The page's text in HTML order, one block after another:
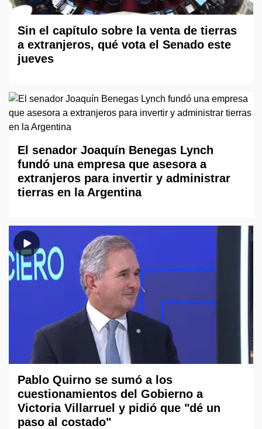
Sin el capítulo sobre la venta de tierras
a extranjeros, qué vota el Senado este
jueves
El senador Joaquín Benegas Lynch
fundó una empresa que asesora a
extranjeros para invertir y administrar
tierras en la Argentina
Pablo Quirno se sumó a los
cuestionamientos del Gobierno a
Victoria Villarruel y pidió que "dé un
paso al costado"